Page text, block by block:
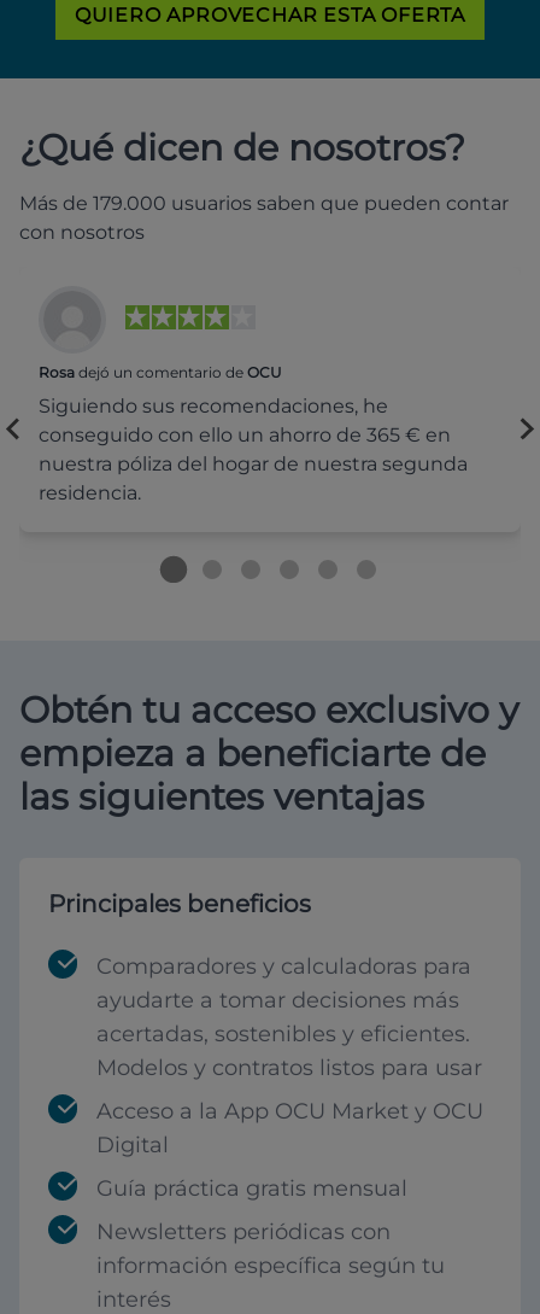
QUIERO APROVECHAR ESTA OFERTA
¿Qué dicen de nosotros?
Más de 179.000 usuarios saben que pueden contar
con nosotros
Rosa dejó un comentario de OCU
Siguiendo sus recomendaciones, he
conseguido con ello un ahorro de 365 € en
nuestra póliza del hogar de nuestra segunda
residencia.
Obtén tu acceso exclusivo y
empieza a beneficiarte de
las siguientes ventajas
Principales beneficios
Comparadores y calculadoras para
ayudarte a tomar decisiones más
acertadas, sostenibles y eficientes.
Modelos y contratos listos para usar
Acceso a la App OCU Market y OCU
Digital
Guía práctica gratis mensual
Newsletters periódicas con
información específica según tu
interés